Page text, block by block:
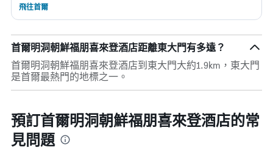
飛往首爾
首爾明洞朝鮮福朋喜來登酒店距離東大門有多遠？
首爾明洞朝鮮福朋喜來登酒店到東大門大約1.9km，東大門
是首爾最熱門的地標之一。
預訂首爾明洞朝鮮福朋喜來登酒店的常
見問題